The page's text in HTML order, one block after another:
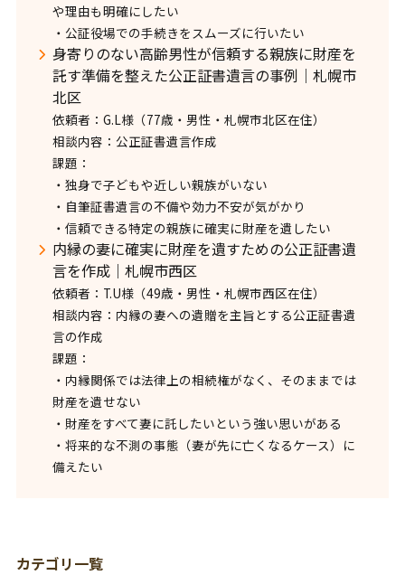
や理由も明確にしたい
・公証役場での手続きをスムーズに行いたい
身寄りのない高齢男性が信頼する親族に財産を
託す準備を整えた公正証書遺言の事例｜札幌市
北区
依頼者：G.L様（77歳・男性・札幌市北区在住）
相談内容：公正証書遺言作成
課題：
・独身で子どもや近しい親族がいない
・自筆証書遺言の不備や効力不安が気がかり
・信頼できる特定の親族に確実に財産を遺したい
内縁の妻に確実に財産を遺すための公正証書遺
言を作成｜札幌市西区
依頼者：T.U様（49歳・男性・札幌市西区在住）
相談内容：内縁の妻への遺贈を主旨とする公正証書遺
言の作成
課題：
・内縁関係では法律上の相続権がなく、そのままでは
財産を遺せない
・財産をすべて妻に託したいという強い思いがある
・将来的な不測の事態（妻が先に亡くなるケース）に
備えたい
カテゴリ一覧